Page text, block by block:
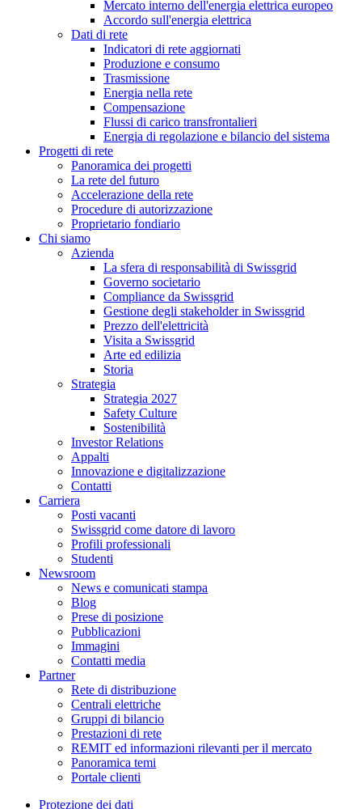
Mercato interno dell'energia elettrica europeo
Accordo sull'energia elettrica
Dati di rete
Indicatori di rete aggiornati
Produzione e consumo
Trasmissione
Energia nella rete
Compensazione
Flussi di carico transfrontalieri
Energia di regolazione e bilancio del sistema
Progetti di rete
Panoramica dei progetti
La rete del futuro
Accelerazione della rete
Procedure di autorizzazione
Proprietario fondiario
Chi siamo
Azienda
La sfera di responsabilità di Swissgrid
Governo societario
Compliance da Swissgrid
Gestione degli stakeholder in Swissgrid
Prezzo dell'elettricità
Visita a Swissgrid
Arte ed edilizia
Storia
Strategia
Strategia 2027
Safety Culture
Sostenibilità
Investor Relations
Appalti
Innovazione e digitalizzazione
Contatti
Carriera
Posti vacanti
Swissgrid come datore di lavoro
Profili professionali
Studenti
Newsroom
News e comunicati stampa
Blog
Prese di posizione
Pubblicazioni
Immagini
Contatti media
Partner
Rete di distribuzione
Centrali elettriche
Gruppi di bilancio
Prestazioni di rete
REMIT ed informazioni rilevanti per il mercato
Panoramica temi
Portale clienti
Protezione dei dati